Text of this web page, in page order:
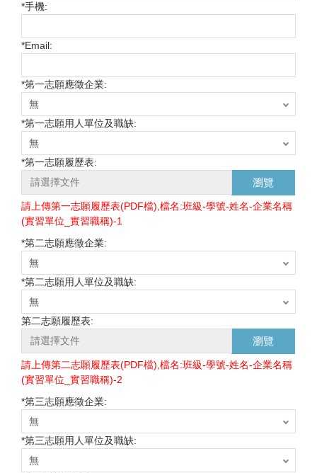
*手機:
*Email:
*第一志願應徵企業:
*第一志願用人單位及職缺:
*第一志願履歷表:
瀏覽
請上傳第一志願履歷表(PDF檔),檔名:班級-學號-姓名-企業名稱
(實習單位_實習職稱)-1
*第二志願應徵企業:
*第二志願用人單位及職缺:
第二志願履歷表:
瀏覽
請上傳第二志願履歷表(PDF檔),檔名:班級-學號-姓名-企業名稱
(實習單位_實習職稱)-2
*第三志願應徵企業:
*第三志願用人單位及職缺: